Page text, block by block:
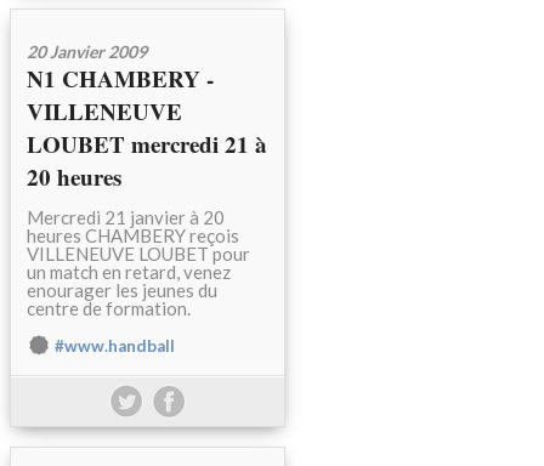
20 Janvier 2009
N1 CHAMBERY -
VILLENEUVE
LOUBET mercredi 21 à
20 heures
Mercredi 21 janvier à 20
heures CHAMBERY reçois
VILLENEUVE LOUBET pour
un match en retard, venez
enourager les jeunes du
centre de formation.
#www.handball